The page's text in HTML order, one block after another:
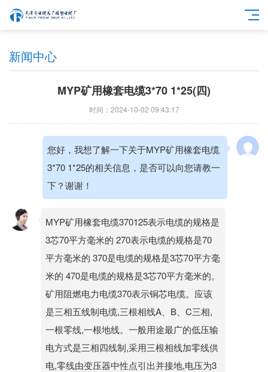
新闻中心
MYP矿用橡套电缆3*70 1*25(四)
时间：2024-10-02 09:43:17
您好，我想了解一下关于MYP矿用橡套电缆
3*70 1*25的相关信息，是否可以向您请教一
下？谢谢！
MYP矿用橡套电缆370125表示电缆的规格是
3芯70平方毫米的 270表示电缆的规格是70
平方毫米的 370是电缆的规格是3芯70平方毫
米的 470是电缆的规格是3芯70平方毫米的。
矿用阻燃电力电缆370表示铜芯电缆。应该
是三相五线制电缆,三根相线A、B、C三相,
一根零线,一根地线。一般用途最广的低压输
电方式是三相四线制,采用三根相线加零线供
电,零线由变压器中性点引出并接地,电压为3